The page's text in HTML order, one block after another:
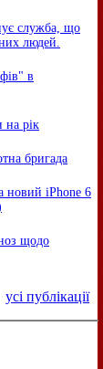
служба, що
людей.
в
на рік
бригада
новий iPhone 6
щодо
усі публікації